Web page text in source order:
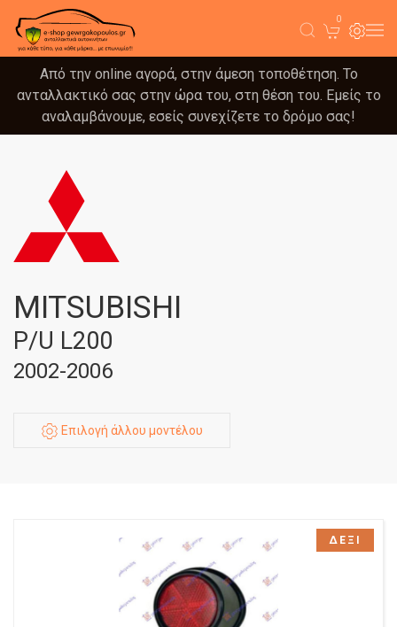
0
Από την online αγορά, στην άμεση τοποθέτηση. Το
ανταλλακτικό σας στην ώρα του, στη θέση του. Εμείς το
αναλαμβάνουμε, εσείς συνεχίζετε το δρόμο σας!
MITSUBISHI
P/U L200
2002-2006
Επιλογή άλλου μοντέλου
ΔΕΞΙ